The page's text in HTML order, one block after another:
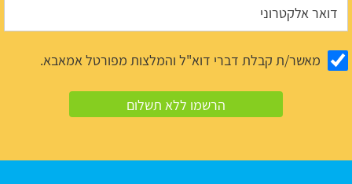
מאשר/ת קבלת דברי דוא"ל והמלצות מפורטל אמאבא.